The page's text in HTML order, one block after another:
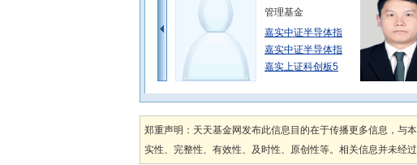
管理基金
嘉实中证半导体指
嘉实中证半导体指
嘉实上证科创板5
张庆平
管理基金
嘉实多利收益债券
嘉实多利收益债券
郑重声明：天天基金网发布此信息目的在于传播更多信息，与
实性、完整性、有效性、及时性、原创性等。相关信息并未经